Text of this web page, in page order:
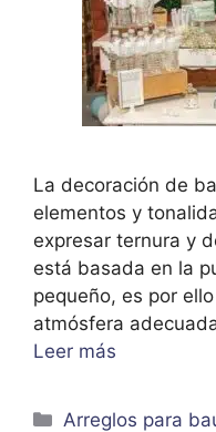
La decoración de
elementos y
expresar ternura y
está basada en la
pequeño, es por
atmósfera
Leer más
Categorías
Arreglos para